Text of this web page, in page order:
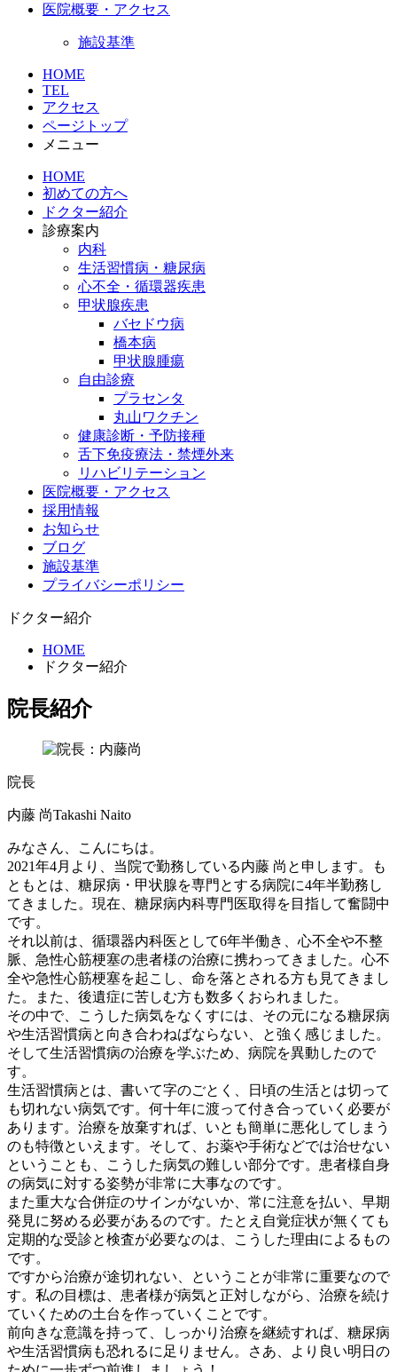
医院概要・アクセス
施設基準
HOME
TEL
アクセス
ページトップ
メニュー
HOME
初めての方へ
ドクター紹介
診療案内
内科
生活習慣病・糖尿病
心不全・循環器疾患
甲状腺疾患
バセドウ病
橋本病
甲状腺腫瘍
自由診療
プラセンタ
丸山ワクチン
健康診断・予防接種
舌下免疫療法・禁煙外来
リハビリテーション
医院概要・アクセス
採用情報
お知らせ
ブログ
施設基準
プライバシーポリシー
ドクター紹介
HOME
ドクター紹介
院長紹介
院長
内藤 尚Takashi Naito
みなさん、こんにちは。
2021年4月より、当院で勤務している内藤 尚と申します。も
ともとは、糖尿病・甲状腺を専門とする病院に4年半勤務し
てきました。現在、糖尿病内科専門医取得を目指して奮闘中
です。
それ以前は、循環器内科医として6年半働き、心不全や不整
脈、急性心筋梗塞の患者様の治療に携わってきました。心不
全や急性心筋梗塞を起こし、命を落とされる方も見てきまし
た。また、後遺症に苦しむ方も数多くおられました。
その中で、こうした病気をなくすには、その元になる糖尿病
や生活習慣病と向き合わねばならない、と強く感じました。
そして生活習慣病の治療を学ぶため、病院を異動したので
す。
生活習慣病とは、書いて字のごとく、日頃の生活とは切って
も切れない病気です。何十年に渡って付き合っていく必要が
あります。 治療を放棄すれば、いとも簡単に悪化してしまう
のも特徴といえます。そして、お薬や手術などでは治せない
ということも、こうした病気の難しい部分です。患者様自身
の病気に対する姿勢が非常に大事なのです。
また重大な合併症のサインがないか、常に注意を払い、早期
発見に努める必要があるのです。 たとえ自覚症状が無くても
定期的な受診と検査が必要なのは、こうした理由によるもの
です。
ですから治療が途切れない、ということが非常に重要なので
す。私の目標は、患者様が病気と正対しながら、治療を続け
ていくための土台を作っていくことです。
前向きな意識を持って、しっかり治療を継続すれば、糖尿病
や生活習慣病も恐れるに足りません。さあ、より良い明日の